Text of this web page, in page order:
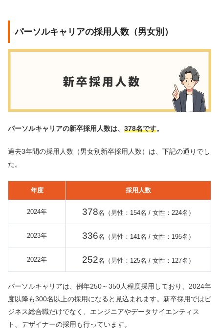
パーソルキャリアの採用人数（男女別）
パーソルキャリアの新卒採用人数は、 378名です。
過去3年間の採用人数（男女別新卒採用人数）は、下記の通りでし
た。
年度 採用人数
2024年 378名（男性：154名 / 女性：224名）
2023年 336名（男性：141名 / 女性：195名）
2022年 252名（男性：125名 / 女性：127名）
パーソルキャリアは、例年250～350人程度採用しており、 2024年
度以降も300名以上の採用になると見込まれます。 新卒採用ではビ
ジネス総合職だけでなく、エンジニアやデータサイエンティス
ト、デザイナーの採用も行っています。